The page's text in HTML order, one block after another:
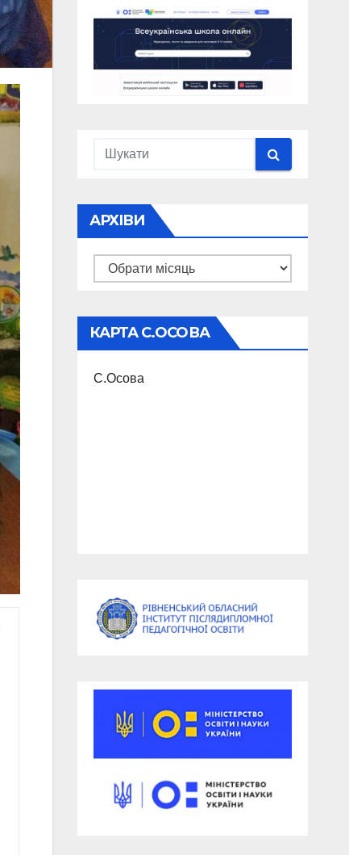
АРХІВИ
Архіви
КАРТА С.ОСОВА
С.Осова